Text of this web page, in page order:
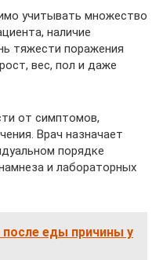
учитывать множество
наличие
тяжести поражения
вес, пол и даже
от симптомов,
Врач назначает
порядке
и лабораторных
еды причины у